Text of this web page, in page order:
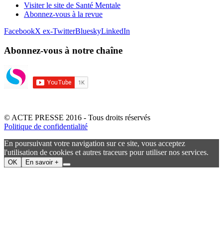
Visiter le site de Santé Mentale
Abonnez-vous à la revue
FacebookX ex-TwitterBlueskyLinkedIn
Abonnez-vous à notre chaîne
© ACTE PRESSE 2016 - Tous droits réservés
Politique de confidentialité
En poursuivant votre navigation sur ce site, vous acceptez
l'utilisation de cookies et autres traceurs pour utiliser nos services.
OK En savoir +